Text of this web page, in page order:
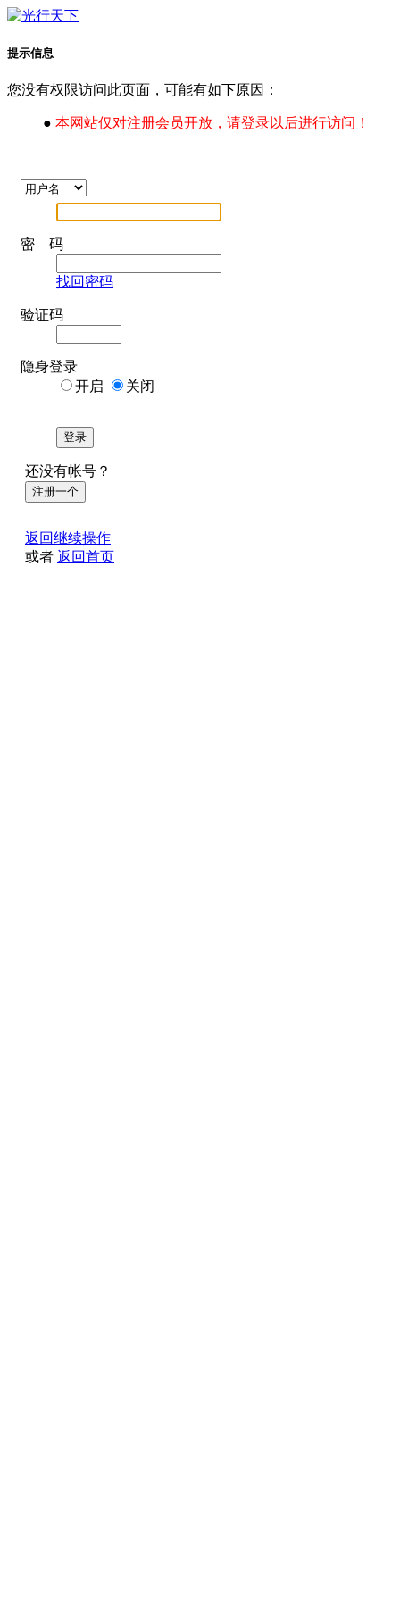
提示信息
您没有权限访问此页面，可能有如下原因：
● 本网站仅对注册会员开放，请登录以后进行访问！
密 码
找回密码
验证码
隐身登录
开启
关闭
登录
还没有帐号？
注册一个
返回继续操作
或者 返回首页